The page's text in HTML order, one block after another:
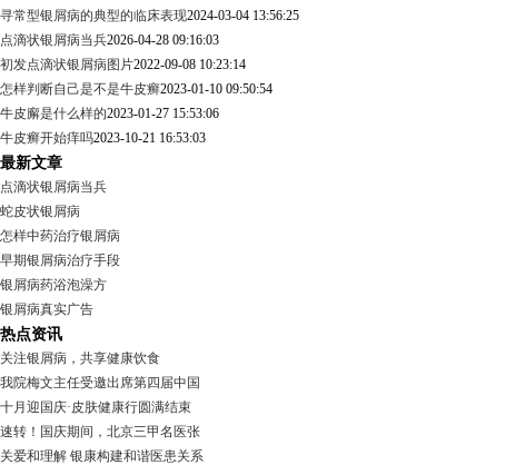
寻常型银屑病的典型的临床表现2024-03-04 13:56:25
点滴状银屑病当兵2026-04-28 09:16:03
初发点滴状银屑病图片2022-09-08 10:23:14
怎样判断自己是不是牛皮癣2023-01-10 09:50:54
牛皮廨是什么样的2023-01-27 15:53:06
牛皮癣开始痒吗2023-10-21 16:53:03
最新文章
点滴状银屑病当兵
蛇皮状银屑病
怎样中药治疗银屑病
早期银屑病治疗手段
银屑病药浴泡澡方
银屑病真实广告
热点资讯
关注银屑病，共享健康饮食
我院梅文主任受邀出席第四届中国
十月迎国庆·皮肤健康行圆满结束
速转！国庆期间，北京三甲名医张
关爱和理解 银康构建和谐医患关系